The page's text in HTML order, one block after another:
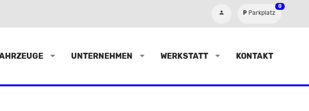
Parkplatz
0
UNTERNEHMEN WERKSTATT KONTAKT